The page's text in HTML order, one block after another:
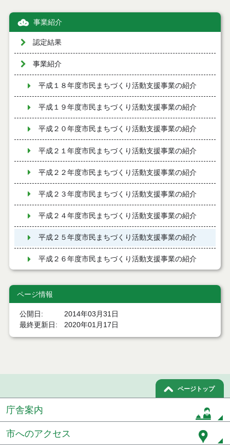
事業紹介
認定結果
事業紹介
平成１８年度市民まちづくり活動支援事業の紹介
平成１９年度市民まちづくり活動支援事業の紹介
平成２０年度市民まちづくり活動支援事業の紹介
平成２１年度市民まちづくり活動支援事業の紹介
平成２２年度市民まちづくり活動支援事業の紹介
平成２３年度市民まちづくり活動支援事業の紹介
平成２４年度市民まちづくり活動支援事業の紹介
平成２５年度市民まちづくり活動支援事業の紹介
平成２６年度市民まちづくり活動支援事業の紹介
ページ情報
公開日
2014年03月31日
最終更新日
2020年01月17日
ページトップ
庁舎案内
市へのアクセス